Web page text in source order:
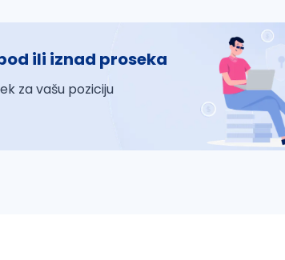
ili iznad proseka
za vašu poziciju